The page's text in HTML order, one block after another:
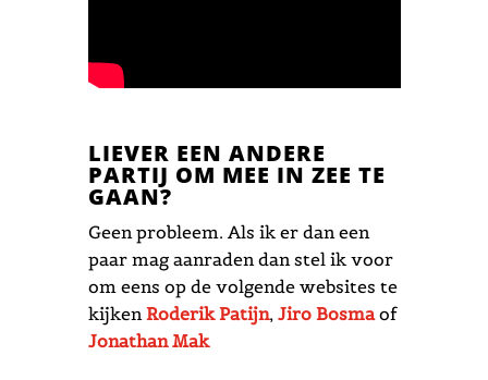
LIEVER EEN ANDERE
PARTIJ OM MEE IN ZEE TE
GAAN?
Geen probleem. Als ik er dan een
paar mag aanraden dan stel ik voor
om eens op de volgende websites te
kijkenRoderik Patijn, Jiro Bosmaof
Jonathan Mak